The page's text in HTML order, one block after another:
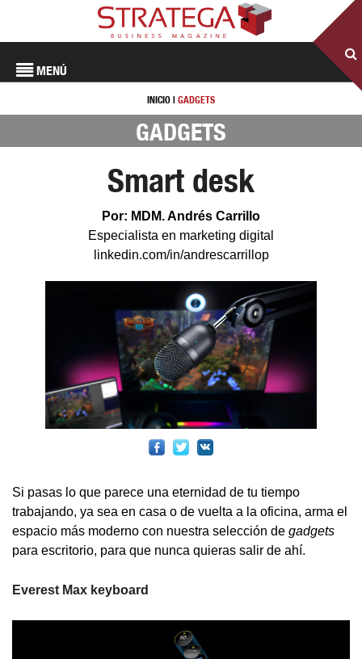
MENÚ
INICIO | GADGETS
GADGETS
Smart desk
Por: MDM. Andrés Carrillo
Especialista en marketing digital
linkedin.com/in/andrescarrillop
Si pasas lo que parece una eternidad de tu tiempo
trabajando, ya sea en casa o de vuelta a la oficina, arma el
espacio más moderno con nuestra selección de gadgets
para escritorio, para que nunca quieras salir de ahí.
Everest Max keyboard